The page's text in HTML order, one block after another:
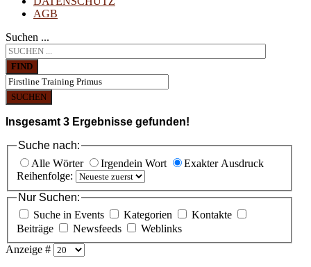
AGB
Suchen ...
FIND
SUCHEN
Insgesamt 3 Ergebnisse gefunden!
Suche nach:
Alle Wörter
Irgendein Wort
Exakter Ausdruck
Reihenfolge:
Nur Suchen:
Suche in Events
Kategorien
Kontakte
Beiträge
Newsfeeds
Weblinks
Anzeige #